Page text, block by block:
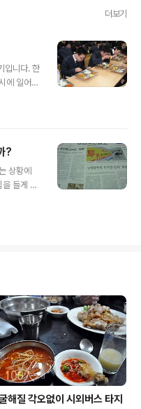
더보기
입니다. 한
에 일어난
로 호가
했답니
다. 이 수
도 예사
그랬는지
?
상황에
들게 마
주 하다
모르니
도 어쩌
합니다. 이
서 지부장
조직인데,
해질 각오없이 시외버스 타지